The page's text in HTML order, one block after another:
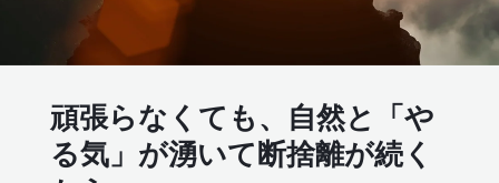
頑張らなくても、自然と「や
る気」が湧いて断捨離が続く